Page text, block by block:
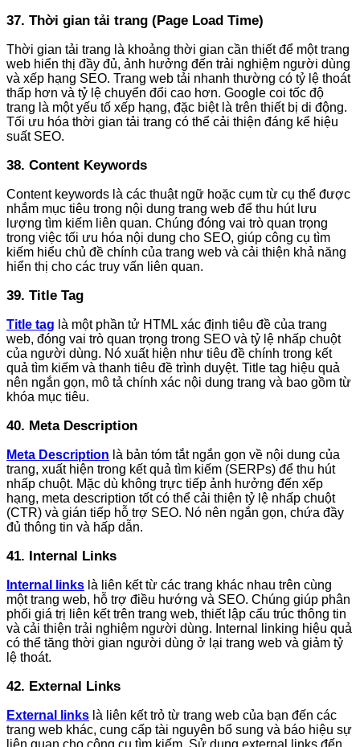
37. Thời gian tải trang (Page Load Time)
Thời gian tải trang là khoảng thời gian cần thiết để một trang
web hiển thị đầy đủ, ảnh hưởng đến trải nghiệm người dùng
và xếp hạng SEO. Trang web tải nhanh thường có tỷ lệ thoát
thấp hơn và tỷ lệ chuyển đổi cao hơn. Google coi tốc độ
trang là một yếu tố xếp hạng, đặc biệt là trên thiết bị di động.
Tối ưu hóa thời gian tải trang có thể cải thiện đáng kể hiệu
suất SEO.
38. Content Keywords
Content keywords là các thuật ngữ hoặc cụm từ cụ thể được
nhắm mục tiêu trong nội dung trang web để thu hút lưu
lượng tìm kiếm liên quan. Chúng đóng vai trò quan trọng
trong việc tối ưu hóa nội dung cho SEO, giúp công cụ tìm
kiếm hiểu chủ đề chính của trang web và cải thiện khả năng
hiển thị cho các truy vấn liên quan.
39. Title Tag
Title tag là một phần tử HTML xác định tiêu đề của trang
web, đóng vai trò quan trọng trong SEO và tỷ lệ nhấp chuột
của người dùng. Nó xuất hiện như tiêu đề chính trong kết
quả tìm kiếm và thanh tiêu đề trình duyệt. Title tag hiệu quả
nên ngắn gọn, mô tả chính xác nội dung trang và bao gồm từ
khóa mục tiêu.
40. Meta Description
Meta Description là bản tóm tắt ngắn gọn về nội dung của
trang, xuất hiện trong kết quả tìm kiếm (SERPs) để thu hút
nhấp chuột. Mặc dù không trực tiếp ảnh hưởng đến xếp
hạng, meta description tốt có thể cải thiện tỷ lệ nhấp chuột
(CTR) và gián tiếp hỗ trợ SEO. Nó nên ngắn gọn, chứa đầy
đủ thông tin và hấp dẫn.
41. Internal Links
Internal links là liên kết từ các trang khác nhau trên cùng
một trang web, hỗ trợ điều hướng và SEO. Chúng giúp phân
phối giá trị liên kết trên trang web, thiết lập cấu trúc thông tin
và cải thiện trải nghiệm người dùng. Internal linking hiệu quả
có thể tăng thời gian người dùng ở lại trang web và giảm tỷ
lệ thoát.
42. External Links
External links là liên kết trỏ từ trang web của bạn đến các
trang web khác, cung cấp tài nguyên bổ sung và báo hiệu sự